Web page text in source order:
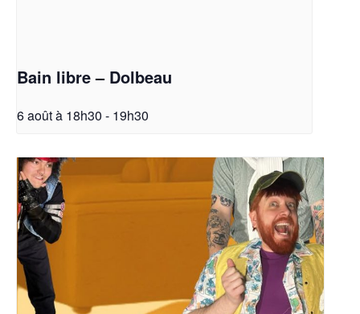
Bain libre – Dolbeau
6 août à 18h30 - 19h30